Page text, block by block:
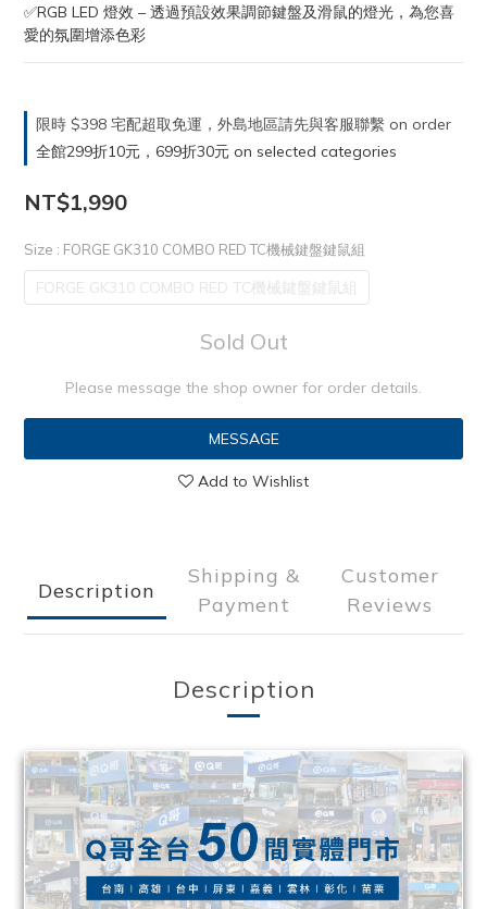
✅RGB LED 燈效 – 透過預設效果調節鍵盤及滑鼠的燈光，為您喜
愛的氛圍增添色彩
限時 $398 宅配超取免運，外島地區請先與客服聯繫 on order
全館299折10元，699折30元 on selected categories
NT$1,990
Size : FORGE GK310 COMBO RED TC機械鍵盤鍵鼠組
FORGE GK310 COMBO RED TC機械鍵盤鍵鼠組
Sold Out
Please message the shop owner for order details.
MESSAGE
Add to Wishlist
Description
Shipping &
Payment
Customer
Reviews
Description